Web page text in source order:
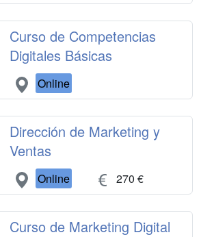
Curso de Competencias
Digitales Básicas
Online
Dirección de Marketing y
Ventas
Online 270 €
Curso de Marketing Digital